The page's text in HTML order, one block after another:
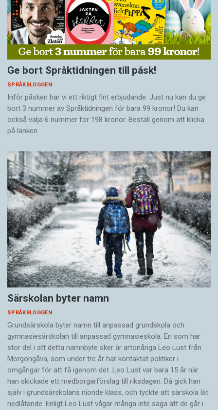
Ge bort Språktidningen till påsk!
SPRÅKBLOGGEN
Inför påsken har vi ett riktigt fint erbjudande. Just nu kan du ge
bort 3 nummer av Språktidningen för bara 99 kronor! Du kan
också välja 6 nummer för 198 kronor. Beställ genom att klicka
på länken.
Särskolan byter namn
SPRÅKBLOGGEN
Grundsärskola byter namn till anpassad grundskola och
gymnasiesärskolan till anpassad gymnasieskola. En som har
stor del i att detta namnbyte sker är artonåriga Leo Lust från
Morgongåva, som under tre år har kontaktat politiker i
omgångar för att få igenom det. Leo Lust var bara 15 år när
han skickade ett medborgarförslag till riksdagen. Då gick han
själv i grundsärskolans nionde klass, och tyckte att särskola lät
nedlåtande. Enligt Leo Lust vågar många inte säga att de går i